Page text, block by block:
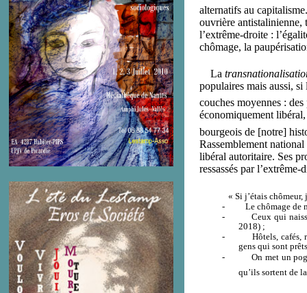
alternatifs au
ouvrière antistalinienne,
l’extrême-droite :
chômage, la
La
populaires mais aussi, si
couches moyennes :
économiquement
bourgeois de [notre]
Rassemblement
libéral autoritaire. Ses
ressassés par
« Si j’étais chômeur,
-Le chômage de
-Ceux qui
2018) ;
-Hôtels, cafés,
gens qui sont
- On met un
qu’ils sortent de